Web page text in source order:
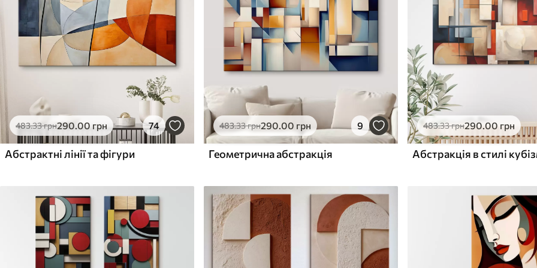
✗
Поверхня з текстурою
полотна
✗Екологічний матеріал
✓
Поверхня з текстурою
✗ Екологічний матеріал
✓
Поверхня з текстурою
полотна
✓ Екологічний матеріал
483.33грн290.00 грн 74
Абстрактні лінії та фігури
483.33грн290.00 грн 9
Геометрична абстракція
483.33грн290.00 грн